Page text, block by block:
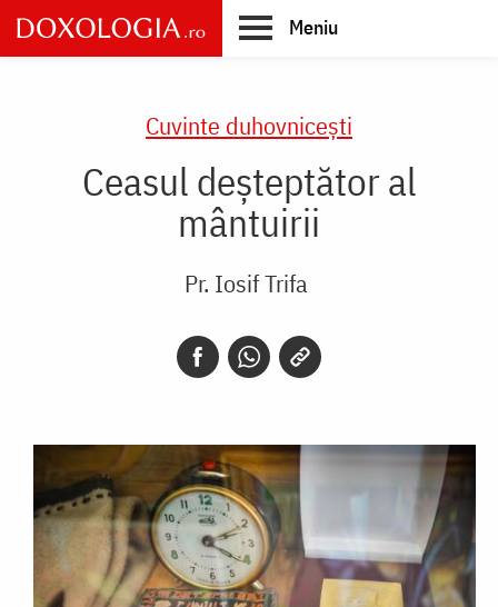
Skip
to
main
Meniu
Cuvinte duhovnicești
Ceasul deșteptător al
mântuirii
Pr. Iosif Trifa